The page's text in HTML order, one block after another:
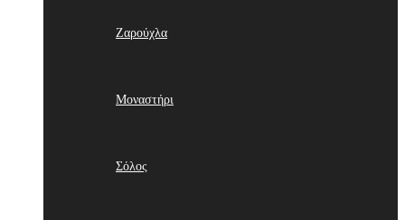
Ζαρούχλα
Μοναστήρι
Σόλος